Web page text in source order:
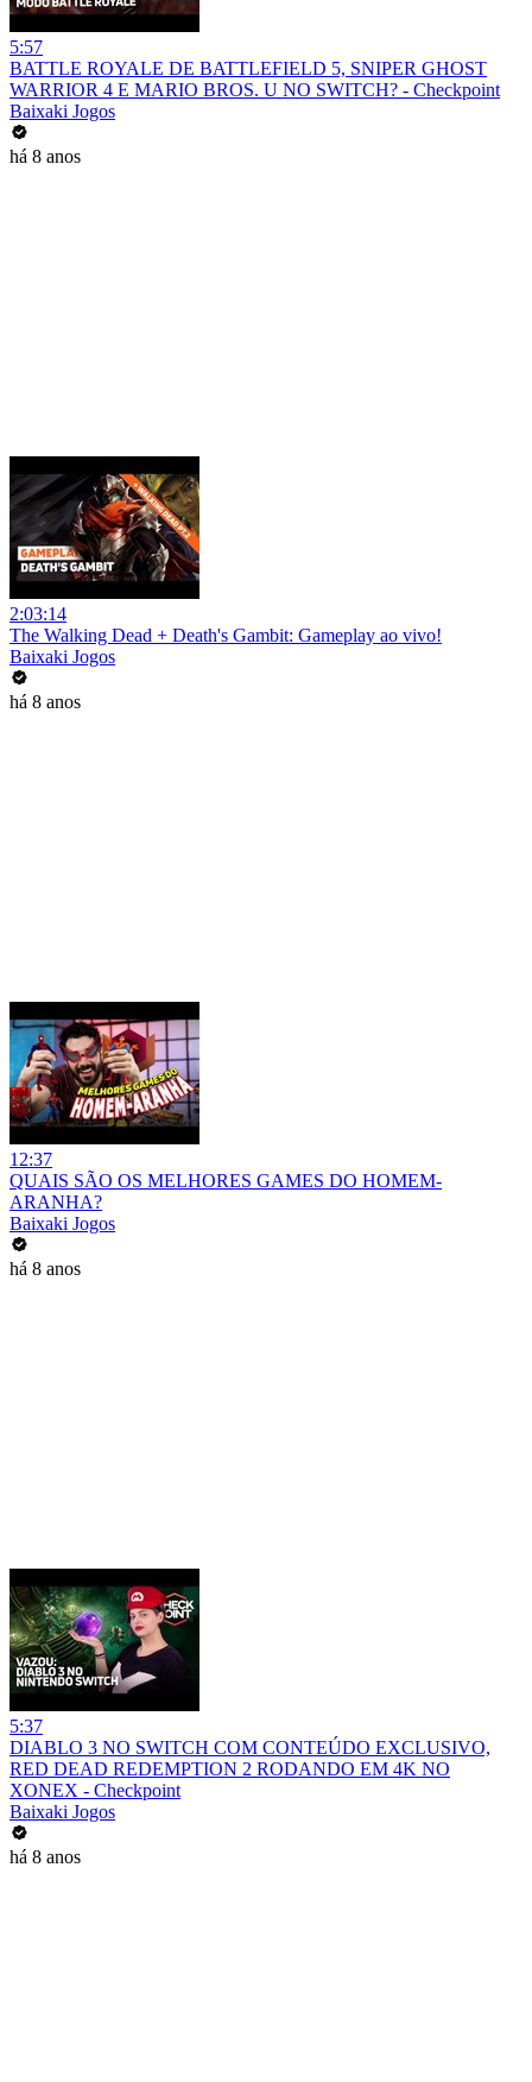
5:57
BATTLE ROYALE DE BATTLEFIELD 5, SNIPER GHOST
WARRIOR 4 E MARIO BROS. U NO SWITCH? - Checkpoint
Baixaki Jogos
há 8 anos
2:03:14
The Walking Dead + Death's Gambit: Gameplay ao vivo!
Baixaki Jogos
há 8 anos
12:37
QUAIS SÃO OS MELHORES GAMES DO HOMEM-
ARANHA?
Baixaki Jogos
há 8 anos
5:37
DIABLO 3 NO SWITCH COM CONTEÚDO EXCLUSIVO,
RED DEAD REDEMPTION 2 RODANDO EM 4K NO
XONEX - Checkpoint
Baixaki Jogos
há 8 anos